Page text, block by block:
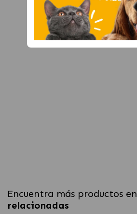
Encuentra más productos en
relacionadas